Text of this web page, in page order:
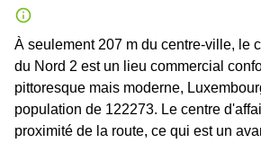
À seulement 207 m du centre-ville, le
du Nord 2 est un lieu commercial
pittoresque mais moderne,
population de 122273. Le centre
proximité de la route, ce qui est un